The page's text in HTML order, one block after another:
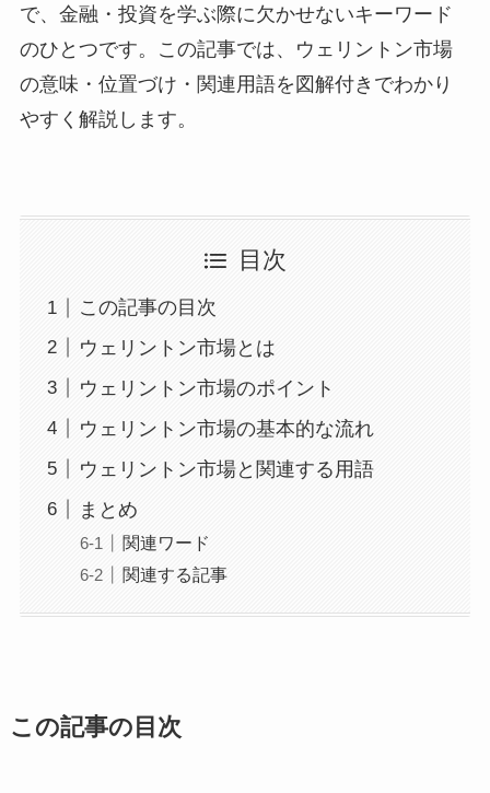
で、金融・投資を学ぶ際に欠かせないキーワード
のひとつです。この記事では、ウェリントン市場
の意味・位置づけ・関連用語を図解付きでわかり
やすく解説します。
目次
この記事の目次
ウェリントン市場とは
ウェリントン市場のポイント
ウェリントン市場の基本的な流れ
ウェリントン市場と関連する用語
まとめ
関連ワード
関連する記事
この記事の目次